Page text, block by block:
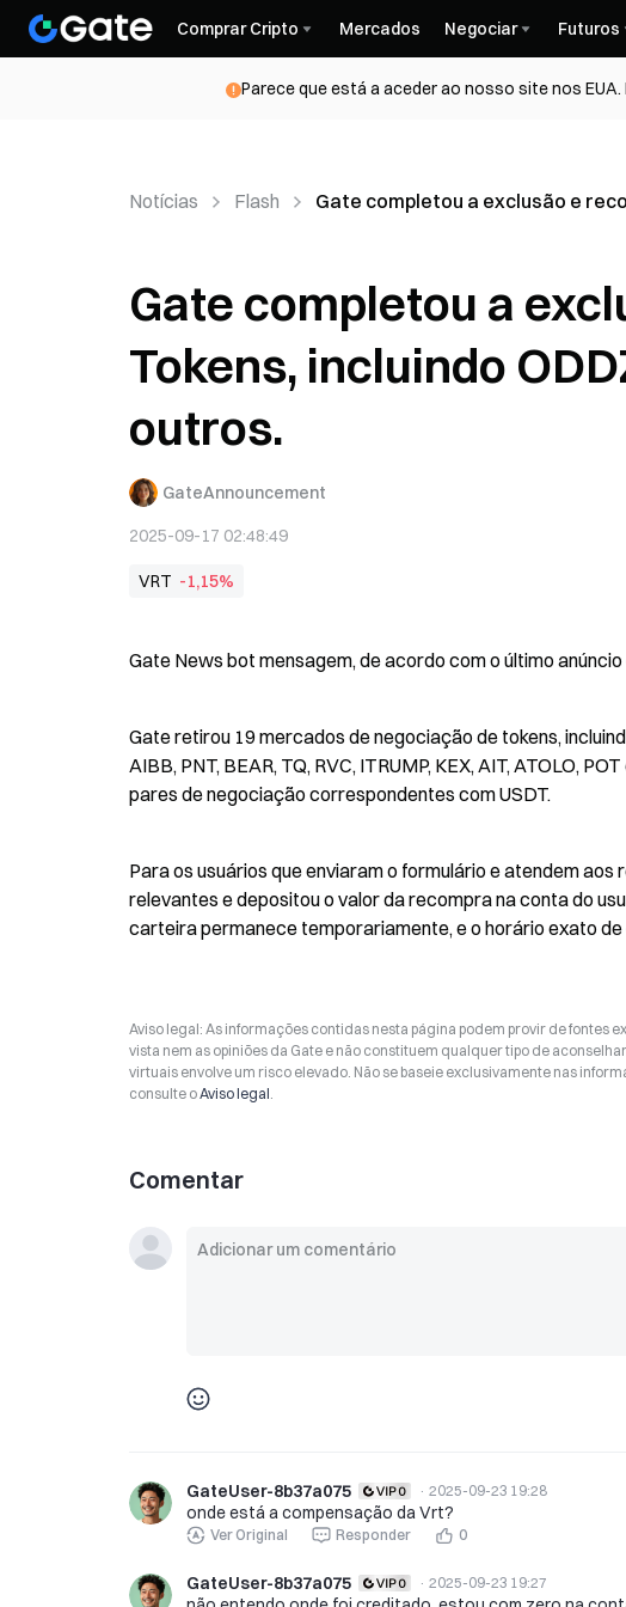
Comprar Cripto Mercados Negociar Futuros
Parece que está a aceder ao nosso site nos
Notícias Flash Gate completou a exclusão e
Gate completou a
Tokens, incluindo
outros.
GateAnnouncement
2025-09-17 02:48:49
VRT -1,15%
Gate News bot mensagem, de acordo com o último
Gate retirou 19 mercados de negociação de tokens,
AIBB, PNT, BEAR, TQ, RVC, ITRUMP, KEX, AIT, ATOLO,
pares de negociação correspondentes com USDT.
Para os usuários que enviaram o formulário e atendem
relevantes e depositou o valor da recompra na conta do
carteira permanece temporariamente, e o horário exato
Aviso legal: As informações contidas nesta página podem provir de fontes
vista nem as opiniões da Gate e não constituem qualquer tipo de
virtuais envolve um risco elevado. Não se baseie exclusivamente nas
consulte oAviso legal.
Comentar
GateUser-8b37a075 · 2025-09-23 19:28
onde está a compensação da Vrt?
Ver Original Responder 0
GateUser-8b37a075 · 2025-09-23 19:27